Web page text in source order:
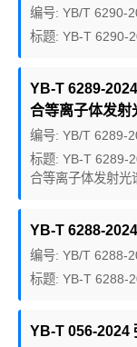
编号: YB/T 6290-
标题: YB-T 6290-
YB-T 6289-
合等离子体发射
编号: YB/T 6289-
标题: YB-T 6289-
合等离子体发射光
YB-T 6288-
编号: YB/T 6288-
标题: YB-T 6288-
YB-T 056-2024